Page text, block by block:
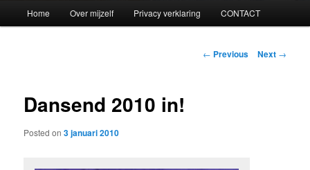
Skip
content
Home Over mijzelf Privacy verklaring CONTACT
Post
← Previous Next →
Dansend 2010 in!
Posted on3 januari 2010